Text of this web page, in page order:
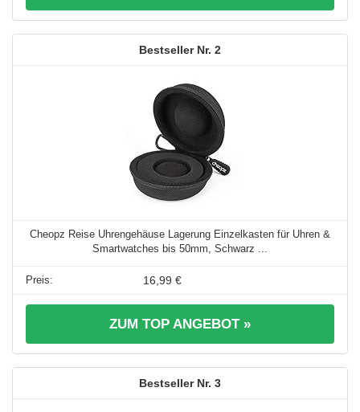
2
Cheopz Reise Uhrengehäuse Lagerung Einzelkasten für Uhren &
Smartwatches bis 50mm, Schwarz ...
16,99 €
ZUM TOP ANGEBOT »
3